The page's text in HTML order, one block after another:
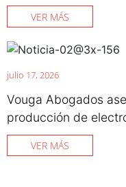
VER MÁS
julio 17, 2026
Vouga Abogados
producción de
VER MÁS